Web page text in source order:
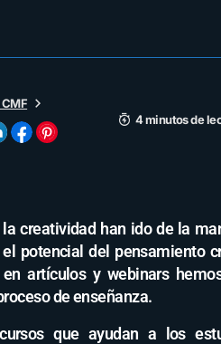
4 minutos de
creatividad han ido de la
potencial del pensamiento
en artículos y webinars
de enseñanza.
que ayudan a los